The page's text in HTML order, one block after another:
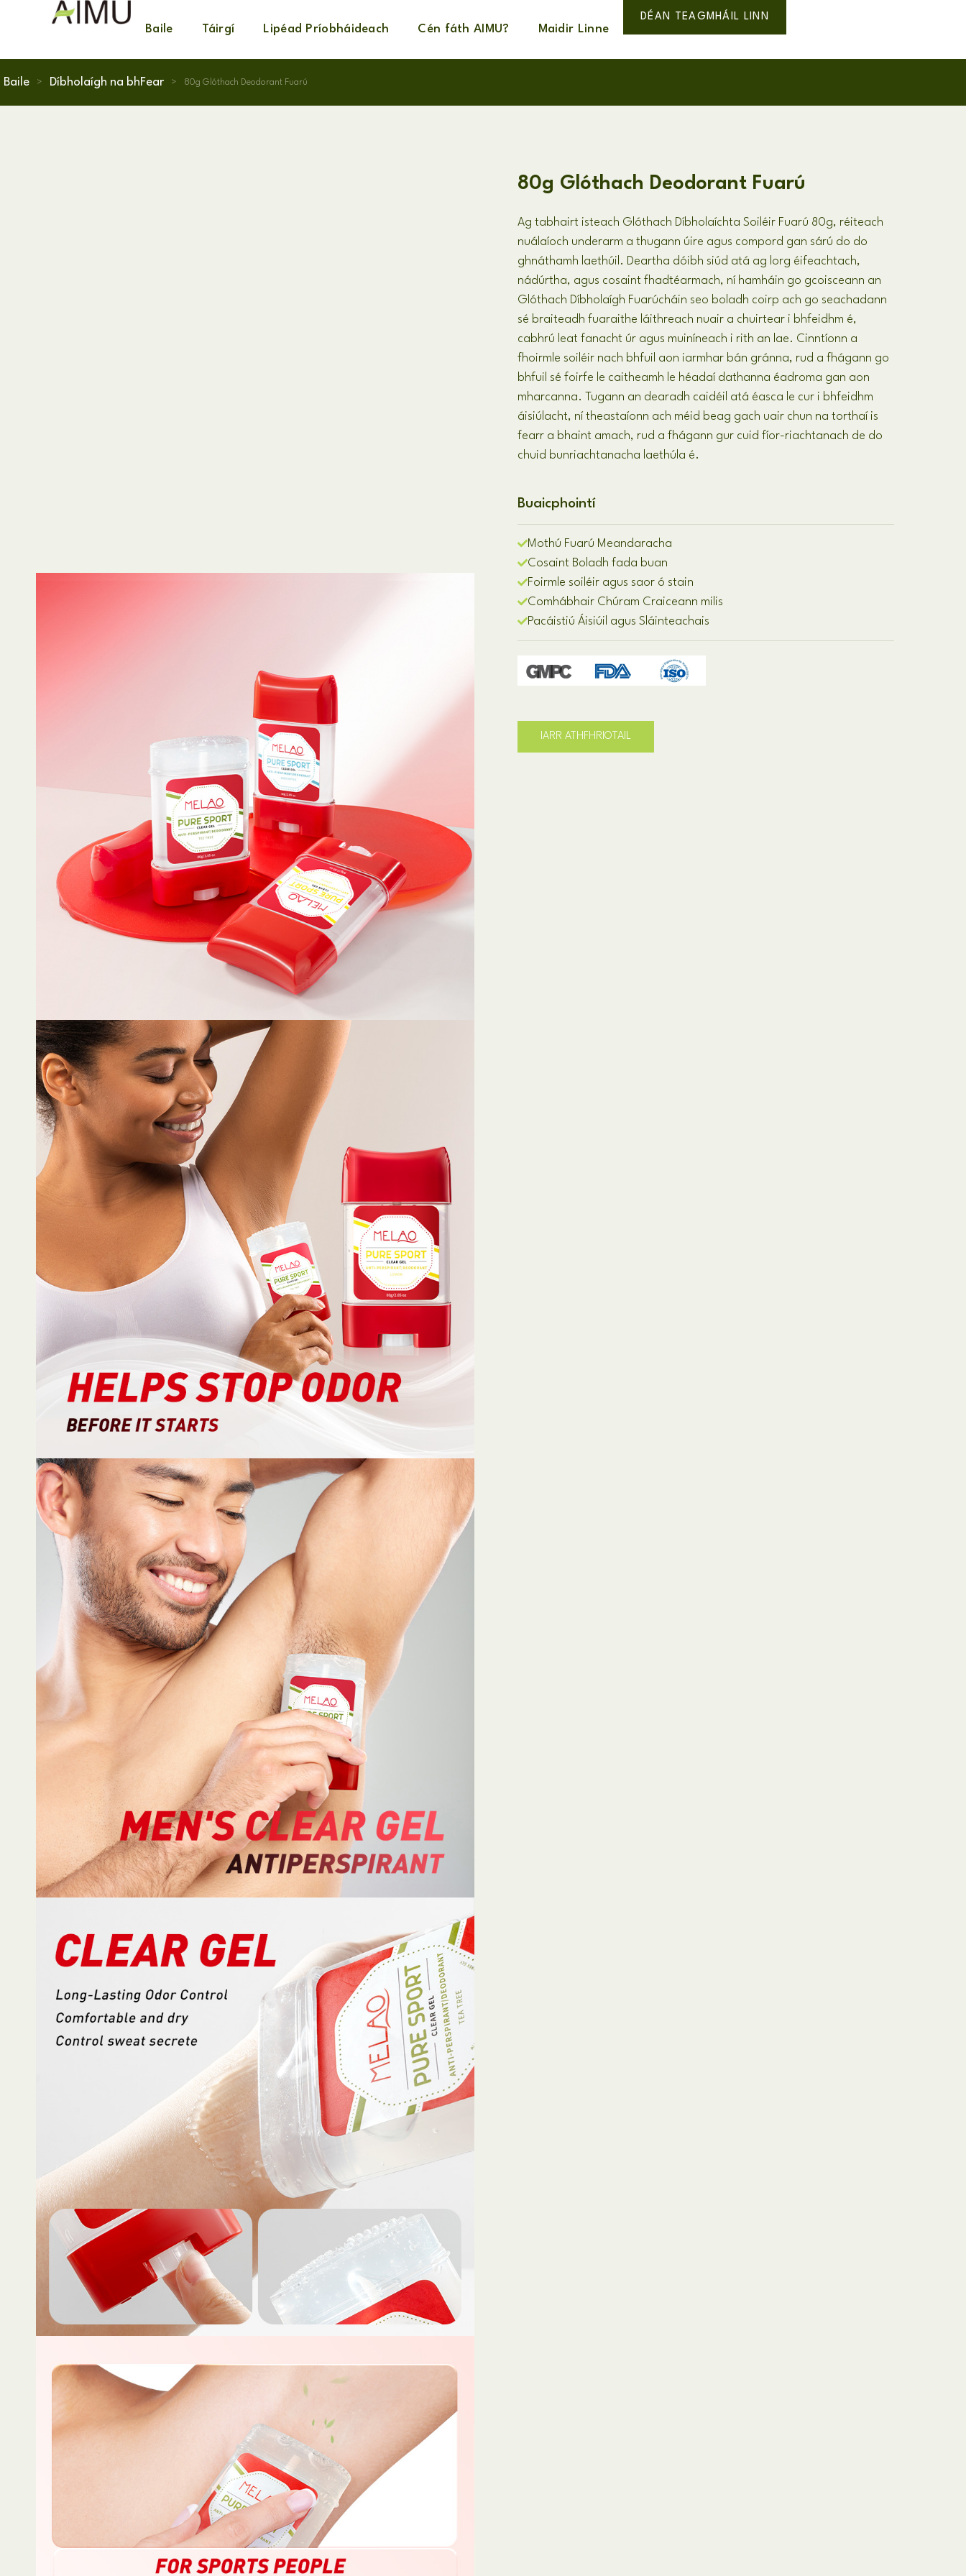
Baile Táirgí Lipéad Príobháideach Cén fáth AIMU? Maidir Linne
DÉAN TEAGMHÁIL LINN
Baile > Díbholaígh na bhFear > 80g Glóthach Deodorant Fuarú
80g Glóthach Deodorant Fuarú
Ag tabhairt isteach Glóthach Díbholaíchta Soiléir Fuarú 80g, réiteach
nuálaíoch underarm a thugann úire agus compord gan sárú do do
ghnáthamh laethúil. Deartha dóibh siúd atá ag lorg éifeachtach,
nádúrtha, agus cosaint fhadtéarmach, ní hamháin go gcoisceann an
Glóthach Díbholaígh Fuarúcháin seo boladh coirp ach go seachadann
sé braiteadh fuaraithe láithreach nuair a chuirtear i bhfeidhm é,
cabhrú leat fanacht úr agus muiníneach i rith an lae. Cinntíonn a
fhoirmle soiléir nach bhfuil aon iarmhar bán gránna, rud a fhágann go
bhfuil sé foirfe le caitheamh le héadaí dathanna éadroma gan aon
mharcanna. Tugann an dearadh caidéil atá éasca le cur i bhfeidhm
áisiúlacht, ní theastaíonn ach méid beag gach uair chun na torthaí is
fearr a bhaint amach, rud a fhágann gur cuid fíor-riachtanach de do
chuid bunriachtanacha laethúla é.
Buaicphointí
Mothú Fuarú Meandaracha
Cosaint Boladh fada buan
Foirmle soiléir agus saor ó stain
Comhábhair Chúram Craiceann milis
Pacáistiú Áisiúil agus Sláinteachais
IARR ATHFHRIOTAIL